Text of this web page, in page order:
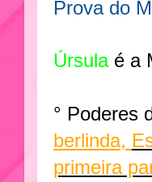
Prova do
Úrsula é a
° Poderes
berlinda,
primeira